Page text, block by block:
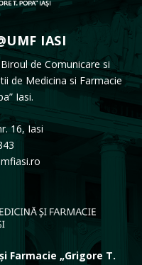
IASI
de Comunicare si
de Medicina si Farmacie
Iasi.
16, Iasi
Farmacie „Grigore T.